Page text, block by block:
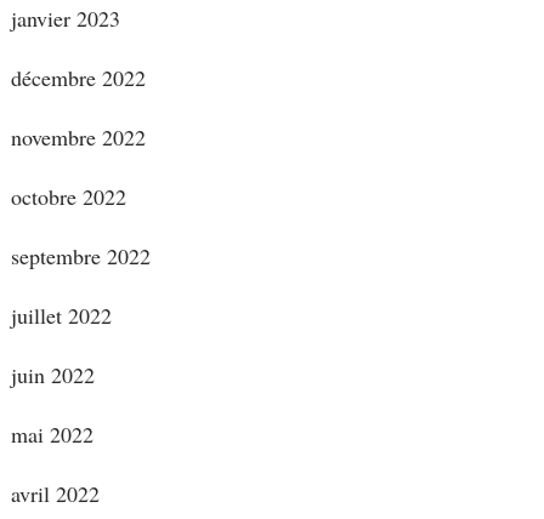
janvier 2023
décembre 2022
novembre 2022
octobre 2022
septembre 2022
juillet 2022
juin 2022
mai 2022
avril 2022